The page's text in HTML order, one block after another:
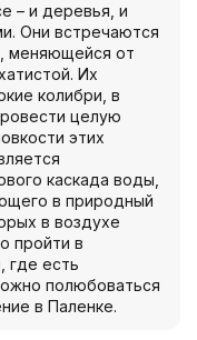
– и деревья, и
Они встречаются
меняющейся от
Их
колибри, в
целую
этих
каскада воды,
в природный
в воздухе
пройти в
где есть
полюбоваться
в Паленке.